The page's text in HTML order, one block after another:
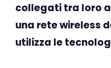
collegati tra loro
una rete wireless
utilizza le